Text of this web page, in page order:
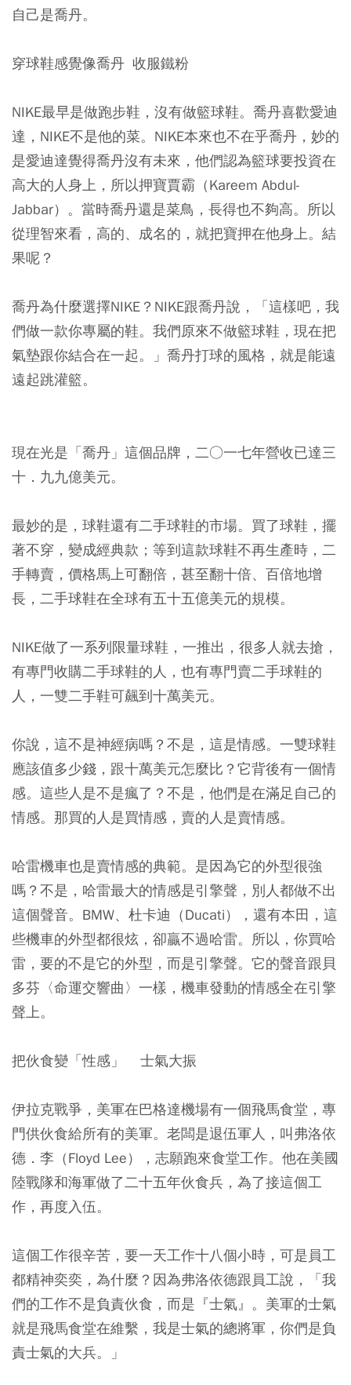
自己是喬丹。
穿球鞋感覺像喬丹 收服鐵粉
NIKE最早是做跑步鞋，沒有做籃球鞋。喬丹喜歡愛迪
達，NIKE不是他的菜。NIKE本來也不在乎喬丹，妙的
是愛迪達覺得喬丹沒有未來，他們認為籃球要投資在
高大的人身上，所以押寶賈霸（Kareem Abdul-
Jabbar）。當時喬丹還是菜鳥，長得也不夠高。所以
從理智來看，高的、成名的，就把寶押在他身上。結
果呢？
喬丹為什麼選擇NIKE？NIKE跟喬丹說，「這樣吧，我
們做一款你專屬的鞋。我們原來不做籃球鞋，現在把
氣墊跟你結合在一起。」喬丹打球的風格，就是能遠
遠起跳灌籃。
現在光是「喬丹 」這個品牌，二○一七年營收已達三
十．九九億美元。
最妙的是，球鞋還有二手球鞋的市場。買了球鞋，擺
著不穿，變成經典款；等到這款球鞋不再生產時，二
手轉賣，價格馬上可翻倍，甚至翻十倍、百倍地增
長，二手球鞋在全球有五十五億美元的規模。
NIKE做了一系列限量球鞋，一推出，很多人就去搶，
有專門收購二手球鞋的人，也有專門賣二手球鞋的
人，一雙二手鞋可飆到十萬美元。
你說，這不是神經病嗎？不是，這是情感。一雙球鞋
應該值多少錢，跟十萬美元怎麼比？它背後有一個情
感。這些人是不是瘋了？不是，他們是在滿足自己的
情感。那買的人是買情感 ，賣的人是賣情感。
哈雷機車也是賣情感的典範。是因為它的外型很強
嗎？不是，哈雷最大的情感是引擎聲，別人都做不出
這個聲音。BMW、杜卡迪（Ducati），還有本田，這
些機車的外型都很炫，卻贏不過哈雷。所以，你買哈
雷，要的不是它的外型，而是引擎聲。它的聲音跟貝
多芬〈命運交響曲〉一樣，機車發動的情感全在引擎
聲上。
把伙食變「性感」 士氣大振
伊拉克戰爭，美軍在巴格達機場有一個飛馬食堂，專
門供伙食給所有的美軍。老闆是退伍軍人，叫弗洛依
德．李（Floyd Lee），志願跑來食堂工作。他在美國
陸戰隊和海軍做了二十五年伙食兵，為了接這個工
作，再度入伍。
這個工作很辛苦，要一天工作十八個小時，可是員工
都精神奕奕，為什麼？因為弗洛依德跟員工說，「我
們的工作不是負責伙食，而是『士氣』。美軍的士氣
就是飛馬食堂在維繫，我是士氣的總將軍，你們是負
責士氣的大兵。」